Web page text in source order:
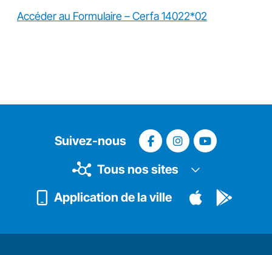
Accéder au Formulaire – Cerfa 14022*02
Suivez-nous
Tous nos sites
Application de la ville